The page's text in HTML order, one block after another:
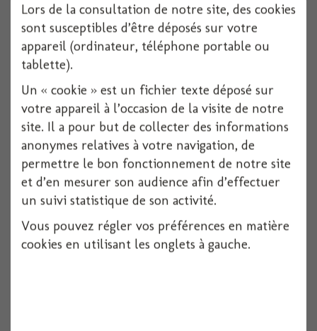
Disque polystyrene diam 20x5cm
1 pièces
Voir
Lors de la consultation de notre site, des cookies
sont susceptibles d’être déposés sur votre
appareil (ordinateur, téléphone portable ou
tablette).
Un « cookie » est un fichier texte déposé sur
votre appareil à l’occasion de la visite de notre
site. Il a pour but de collecter des informations
anonymes relatives à votre navigation, de
permettre le bon fonctionnement de notre site
et d’en mesurer son audience afin d’effectuer
un suivi statistique de son activité.
Vous pouvez régler vos préférences en matière
cookies en utilisant les onglets à gauche.